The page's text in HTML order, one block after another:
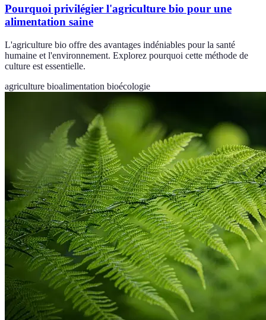
Pourquoi privilégier l'agriculture bio pour une
alimentation saine
L'agriculture bio offre des avantages indéniables pour la santé
humaine et l'environnement. Explorez pourquoi cette méthode de
culture est essentielle.
agriculture bioalimentation bioécologie